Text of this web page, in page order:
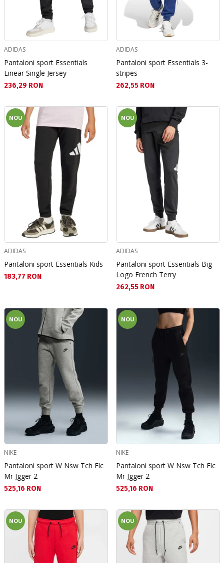
ADIDAS
Pantaloni sport Essentials
Linear Single Jersey
Текуща цена:
236,29 RON
ADIDAS
Pantaloni sport Essentials 3-
stripes
Текуща цена:
262,55 RON
NOU
ADIDAS
Pantaloni sport Essentials Kids
Текуща цена:
183,77 RON
NOU
ADIDAS
Pantaloni sport Essentials Big
Logo French Terry
Текуща цена:
262,55 RON
NOU
NIKE
Pantaloni sport W Nsw Tch Flc
Mr Jgger 2
Текуща цена:
525,16 RON
NOU
NIKE
Pantaloni sport W Nsw Tch Flc
Mr Jgger 2
Текуща цена:
525,16 RON
NOU NOU